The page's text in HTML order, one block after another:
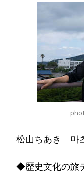
松山ちあき 마
◆歴史文化の旅